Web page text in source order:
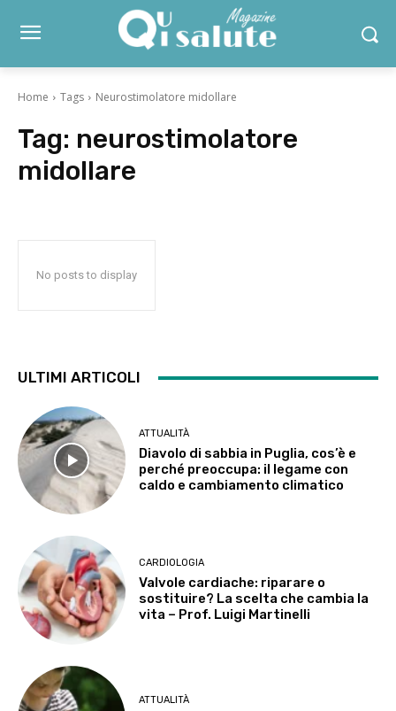
Home Tags Neurostimolatore midollare
Tag: neurostimolatore
midollare
No posts to display
ULTIMI ARTICOLI
ATTUALITÀ
Diavolo di sabbia in Puglia, cos’è e
perché preoccupa: il legame con
caldo e cambiamento climatico
CARDIOLOGIA
Valvole cardiache: riparare o
sostituire? La scelta che cambia la
vita – Prof. Luigi Martinelli
ATTUALITÀ